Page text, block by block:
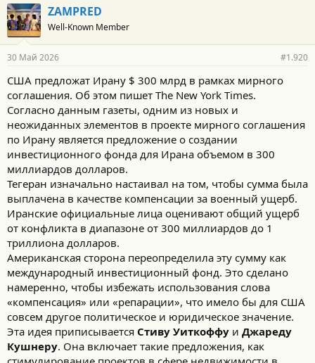
ZAMPRED
Well-Known Member
30 Май 2026 #1.920
США предложат Ирану $ 300 млрд в рамках мирного
соглашения. Об этом пишет The New York Times.
Согласно данным газеты, одним из новых и
неожиданных элементов в проекте мирного соглашения
по Ирану является предложение о создании
инвестиционного фонда для Ирана объемом в 300
миллиардов долларов.
Тегеран изначально настаивал на том, чтобы сумма была
выплачена в качестве компенсации за военный ущерб.
Иранские официальные лица оценивают общий ущерб
от конфликта в диапазоне от 300 миллиардов до 1
триллиона долларов.
Американская сторона переопределила эту сумму как
международный инвестиционный фонд. Это сделано
намеренно, чтобы избежать использования слова
«компенсация» или «репарации», что имело бы для США
совсем другое политическое и юридическое значение.
Эта идея приписывается Стиву Уиткоффу и Джареду
Кушнеру. Она включает такие предложения, как